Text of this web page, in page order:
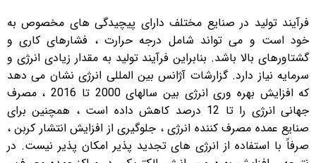
فرآیند تولید در صنایع مختلف دارای پیچیدگی های مخصوص به
خود است و می تواند شامل درجه حرارت ، فشارهای کاری و
گشتاورهای بالا باشد. بنابراین فرآیند تولید به مقدار زیادی انرژی و
سرمایه نیاز دارد. گزارشات آژانس بین المللی انرژی نشان می دهد
که افزایش بهره وری انرژی بین سالهای 2000 تا 2016 ، مصرف
جهانی انرژی را تا 12 درصد کاهش داده است ، همچنین برای
صنایع عمده مصرف کننده انرژی ، جلوگیری از افزایش انتشار کربن ،
صرفاً با استفاده از انرژی های تجدید پذیر امکان پذیر نیست. در